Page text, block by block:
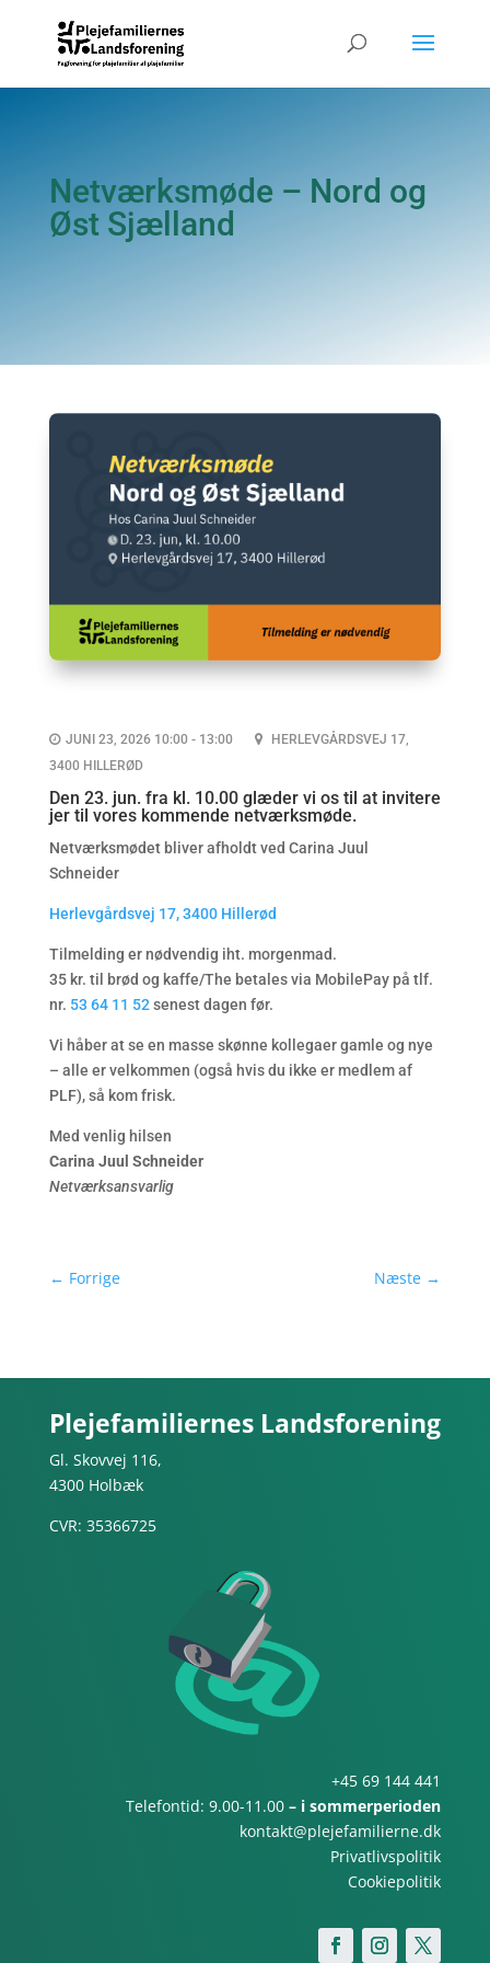
Netværksmøde – Nord og
Øst Sjælland
JUNI 23, 2026 10:00 - 13:00
HERLEVGÅRDSVEJ 17,
3400 HILLERØD
Den 23. jun. fra kl. 10.00 glæder vi os til at invitere
jer til vores kommende netværksmøde.
Netværksmødet bliver afholdt ved Carina Juul
Schneider
Herlevgårdsvej 17, 3400 Hillerød
Tilmelding er nødvendig iht. morgenmad.
35 kr. til brød og kaffe/The betales via MobilePay på tlf.
nr. 53 64 11 52senest dagen før.
Vi håber at se en masse skønne kollegaer gamle og nye
– alle er velkommen (også hvis du ikke er medlem af
PLF), så kom frisk.
Med venlig hilsen
Carina Juul Schneider
Netværksansvarlig
← Forrige Næste →
Plejefamiliernes Landsforening
Gl. Skovvej 116,
4300 Holbæk
CVR: 35366725
+45 69 144 441
Telefontid: 9.00-11.00– i sommerperioden
kontakt@plejefamilierne.dk
Privatlivspolitik
Cookiepolitik